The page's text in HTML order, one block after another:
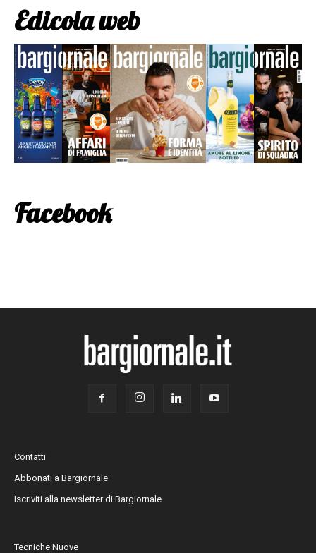
Edicola web
Facebook
Contatti
Abbonati a Bargiornale
Iscriviti alla newsletter di Bargiornale
Tecniche Nuove